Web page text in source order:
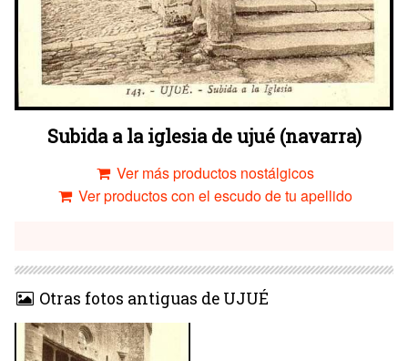
Subida a la iglesia de ujué (navarra)
Ver más productos nostálgicos
Ver productos con el escudo de tu apellido
Otras fotos antiguas de UJUÉ